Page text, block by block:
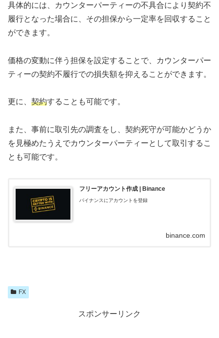
具体的には、カウンターパーティーの不具合により契約不
履行となった場合に、その担保から一定率を回収すること
ができます。
価格の変動に伴う担保を設定することで、カウンターパー
ティーの契約不履行での損失額を抑えることができます。
更に、 契約することも可能です。
また、事前に取引先の調査をし、契約死守が可能かどうか
を見極めたうえでカウンターパーティーとして取引するこ
とも可能です。
フリーアカウント作成 | Binance
バイナンスにアカウントを登録
binance.com
FX
スポンサーリンク